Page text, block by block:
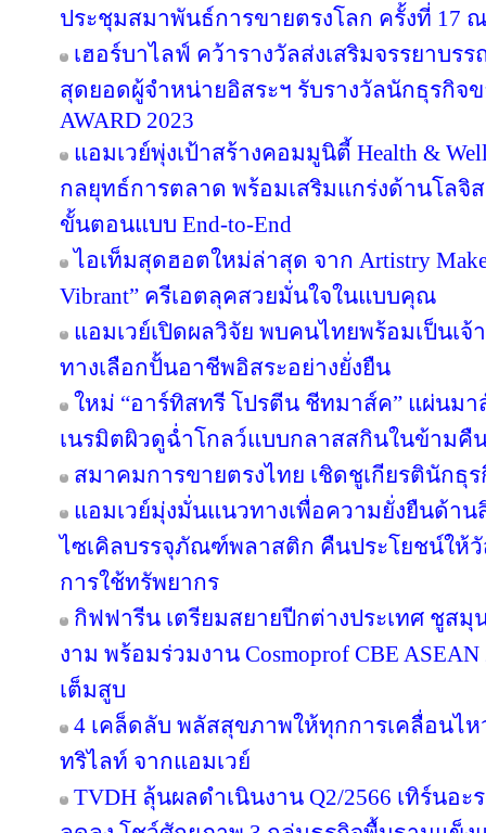
ประชุมสมาพันธ์การขายตรงโลก ครั้งที่ 17
เฮอร์บาไลฟ์ คว้ารางวัลส่งเสริมจรรยาบร
สุดยอดผู้จำหน่ายอิสระฯ รับรางวัลนักธุรกิจข
AWARD 2023
แอมเวย์พุ่งเป้าสร้างคอมมูนิตี้ Health &
กลยุทธ์การตลาด พร้อมเสริมแกร่งด้านโลจิ
ขั้นตอนแบบ End-to-End
ไอเท็มสุดฮอตใหม่ล่าสุด จาก Artistry
Vibrant” ครีเอตลุคสวยมั่นใจในแบบคุณ
แอมเวย์เปิดผลวิจัย พบคนไทยพร้อมเป็นเ
ทางเลือกปั้นอาชีพอิสระอย่างยั่งยืน
ใหม่ “อาร์ทิสทรี โปรตีน ชีทมาส์ค” แผ่นม
เนรมิตผิวดูฉ่ำโกลว์แบบกลาสสกินในข้ามคื
สมาคมการขายตรงไทย เชิดชูเกียรตินักธุ
แอมเวย์มุ่งมั่นแนวทางเพื่อความยั่งยืนด้า
ไซเคิลบรรจุภัณฑ์พลาสติก คืนประโยชน์ให้
การใช้ทรัพยากร
กิฟฟารีน เตรียมสยายปีกต่างประเทศ ชูสมุ
งาม พร้อมร่วมงาน Cosmoprof CBE
เต็มสูบ
4 เคล็ดลับ พลัสสุขภาพให้ทุกการเคลื่อนไ
ทริไลท์ จากแอมเวย์
TVDH ลุ้นผลดำเนินงาน Q2/2566 เทิร์นอ